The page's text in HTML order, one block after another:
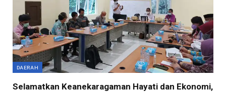
DAERAH
Selamatkan Keanekaragaman Hayati dan Ekonomi,